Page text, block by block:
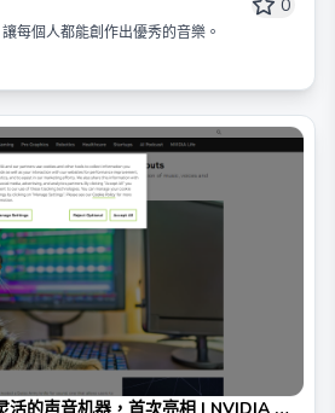
0
每個人都能創作出優秀的音樂。
活的声音机器，首次亮相 | NVIDIA 博